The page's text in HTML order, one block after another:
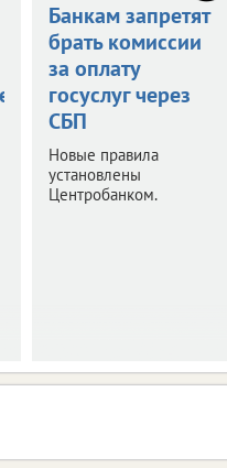
Банкам запретят
брать комиссии
за оплату
госуслуг через
СБП
Новые правила
установлены
Центробанком.